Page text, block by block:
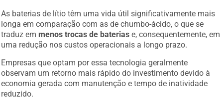
As baterias de lítio têm uma vida útil significativamente mais
longa em comparação com as de chumbo-ácido, o que se
traduz em menos trocas de baterias e, consequentemente, em
uma redução nos custos operacionais a longo prazo.
Empresas que optam por essa tecnologia geralmente
observam um retorno mais rápido do investimento devido à
economia gerada com manutenção e tempo de inatividade
reduzido.